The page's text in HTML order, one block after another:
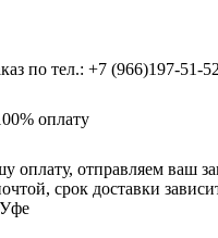
по тел.: +7 (966)197-51-52
оплату
оплату, отправляем ваш
срок доставки